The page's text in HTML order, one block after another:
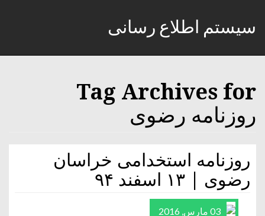
سیستم اطلاع رسانی
Tag Archives for
روزنامه رضوی
روزنامه استخدامی خراسان
رضوی | ۱۳ اسفند ۹۴
03 مارس, 2016